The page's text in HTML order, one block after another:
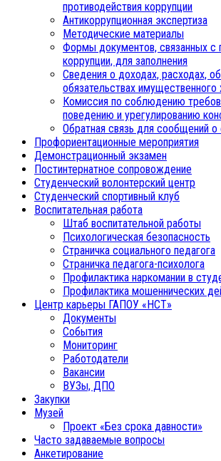
противодействия коррупции
Антикоррупционная экспертиза
Методические материалы
Формы документов, связанных с
коррупции, для заполнения
Сведения о доходах, расходах,
обязательствах имущественного
Комиссия по соблюдению
поведению и урегулированию
Обратная связь для сообщений о
Профориентационные мероприятия
Демонстрационный экзамен
Постинтернатное сопровождение
Студенческий волонтерский центр
Студенческий спортивный клуб
Воспитательная работа
Штаб воспитательной работы
Психологическая безопасность
Страничка социального педагога
Страничка педагога-психолога
Профилактика наркомании в
Профилактика мошеннических
Центр карьеры ГАПОУ «НСТ»
Документы
События
Мониторинг
Работодатели
Вакансии
ВУЗы, ДПО
Закупки
Музей
Проект «Без срока давности»
Часто задаваемые вопросы
Анкетирование